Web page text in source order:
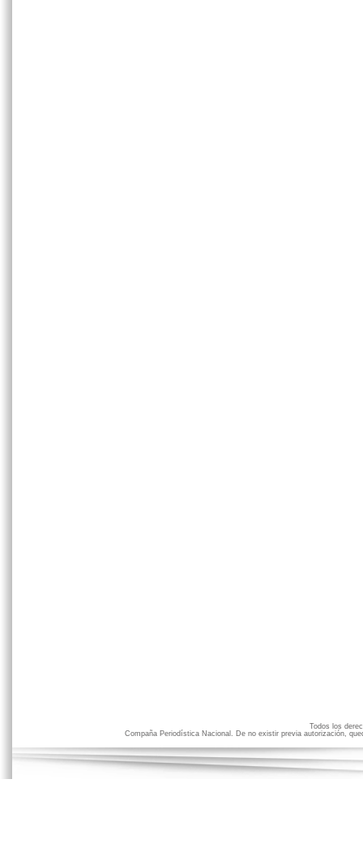
Todos los
Compaña Periodística Nacional. De no existir previa autorización,